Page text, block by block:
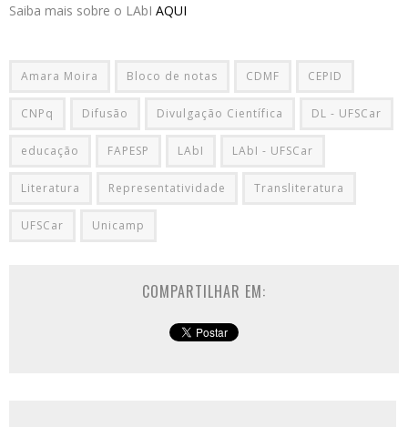
Saiba mais sobre o LAbI AQUI
Amara Moira Bloco de notas CDMF CEPID
CNPq Difusão Divulgação Científica DL - UFSCar
educação FAPESP LAbI LAbI - UFSCar
Literatura Representatividade Transliteratura
UFSCar Unicamp
COMPARTILHAR EM: